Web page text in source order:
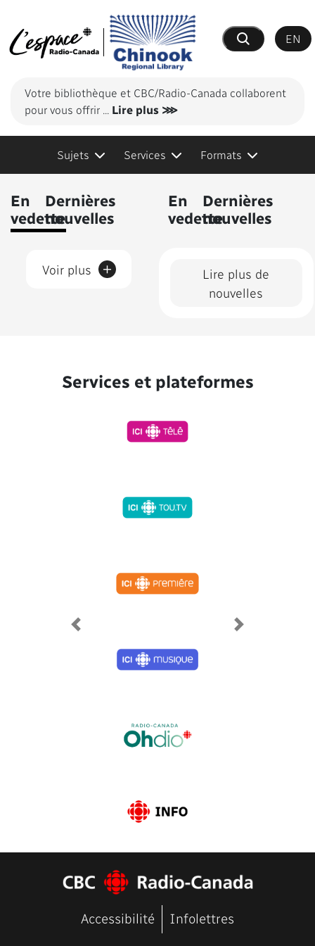
Recherche
EN
Votre bibliothèque et CBC/Radio-Canada collaborent
pour vous offrir ... Lire plus ⋙
Sujets Services Formats
En
vedette
Dernières
nouvelles
Lire plus de
nouvelles
En
vedette
Dernières
nouvelles
Voir plus +
Services et plateformes
Previous Next
Accessibilité Infolettres